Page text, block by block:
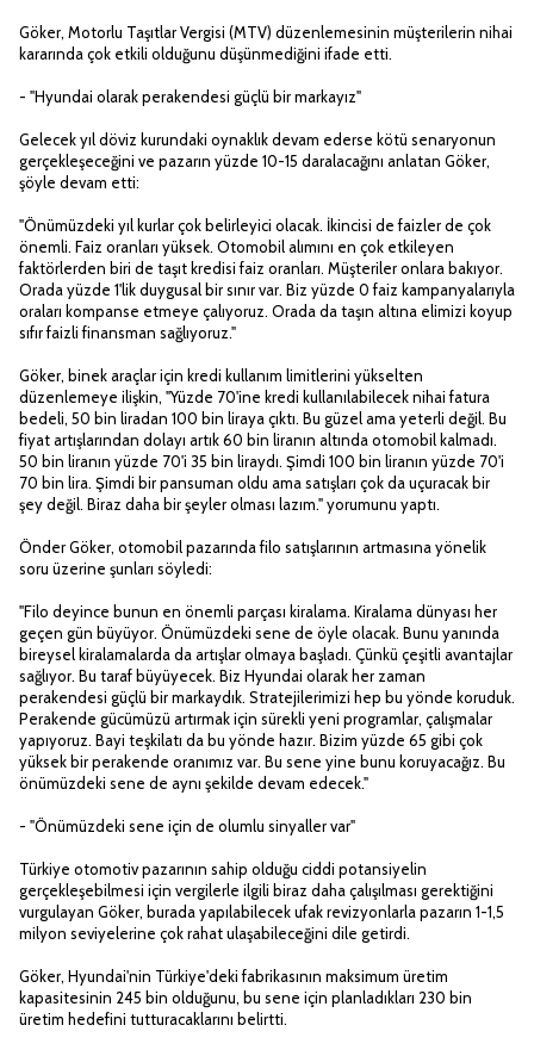
Göker, Motorlu Taşıtlar Vergisi (MTV) düzenlemesinin müşterilerin nihai
kararında çok etkili olduğunu düşünmediğini ifade etti.
- "Hyundai olarak perakendesi güçlü bir markayız"
Gelecek yıl döviz kurundaki oynaklık devam ederse kötü senaryonun
gerçekleşeceğini ve pazarın yüzde 10-15 daralacağını anlatan Göker,
şöyle devam etti:
"Önümüzdeki yıl kurlar çok belirleyici olacak. İkincisi de faizler de çok
önemli. Faiz oranları yüksek. Otomobil alımını en çok etkileyen
faktörlerden biri de taşıt kredisi faiz oranları. Müşteriler onlara bakıyor.
Orada yüzde 1'lik duygusal bir sınır var. Biz yüzde 0 faiz kampanyalarıyla
oraları kompanse etmeye çalıyoruz. Orada da taşın altına elimizi koyup
sıfır faizli finansman sağlıyoruz."
Göker, binek araçlar için kredi kullanım limitlerini yükselten
düzenlemeye ilişkin, "Yüzde 70'ine kredi kullanılabilecek nihai fatura
bedeli, 50 bin liradan 100 bin liraya çıktı. Bu güzel ama yeterli değil. Bu
fiyat artışlarından dolayı artık 60 bin liranın altında otomobil kalmadı.
50 bin liranın yüzde 70'i 35 bin liraydı. Şimdi 100 bin liranın yüzde 70'i
70 bin lira. Şimdi bir pansuman oldu ama satışları çok da uçuracak bir
şey değil. Biraz daha bir şeyler olması lazım." yorumunu yaptı.
Önder Göker, otomobil pazarında filo satışlarının artmasına yönelik
soru üzerine şunları söyledi:
"Filo deyince bunun en önemli parçası kiralama. Kiralama dünyası her
geçen gün büyüyor. Önümüzdeki sene de öyle olacak. Bunu yanında
bireysel kiralamalarda da artışlar olmaya başladı. Çünkü çeşitli avantajlar
sağlıyor. Bu taraf büyüyecek. Biz Hyundai olarak her zaman
perakendesi güçlü bir markaydık. Stratejilerimizi hep bu yönde koruduk.
Perakende gücümüzü artırmak için sürekli yeni programlar, çalışmalar
yapıyoruz. Bayi teşkilatı da bu yönde hazır. Bizim yüzde 65 gibi çok
yüksek bir perakende oranımız var. Bu sene yine bunu koruyacağız. Bu
önümüzdeki sene de aynı şekilde devam edecek."
- "Önümüzdeki sene için de olumlu sinyaller var"
Türkiye otomotiv pazarının sahip olduğu ciddi potansiyelin
gerçekleşebilmesi için vergilerle ilgili biraz daha çalışılması gerektiğini
vurgulayan Göker, burada yapılabilecek ufak revizyonlarla pazarın 1-1,5
milyon seviyelerine çok rahat ulaşabileceğini dile getirdi.
Göker, Hyundai'nin Türkiye'deki fabrikasının maksimum üretim
kapasitesinin 245 bin olduğunu, bu sene için planladıkları 230 bin
üretim hedefini tutturacaklarını belirtti.